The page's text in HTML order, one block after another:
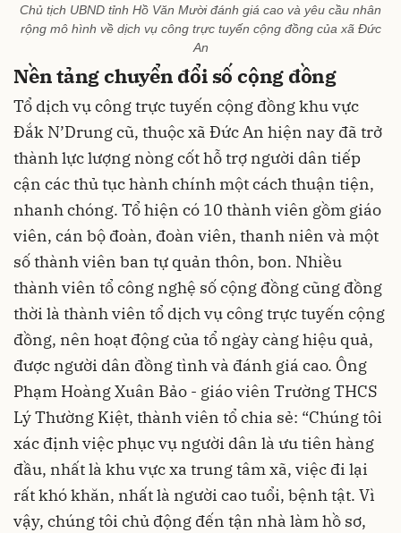
Chủ tịch UBND tỉnh Hồ Văn Mười đánh giá cao và yêu cầu nhân
rộng mô hình về dịch vụ công trực tuyến cộng đồng của xã Đức
An
Nền tảng chuyển đổi số cộng đồng
Tổ dịch vụ công trực tuyến cộng đồng khu vực
Đắk N’Drung cũ, thuộc xã Đức An hiện nay đã trở
thành lực lượng nòng cốt hỗ trợ người dân tiếp
cận các thủ tục hành chính một cách thuận tiện,
nhanh chóng. Tổ hiện có 10 thành viên gồm giáo
viên, cán bộ đoàn, đoàn viên, thanh niên và một
số thành viên ban tự quản thôn, bon. Nhiều
thành viên tổ công nghệ số cộng đồng cũng đồng
thời là thành viên tổ dịch vụ công trực tuyến cộng
đồng, nên hoạt động của tổ ngày càng hiệu quả,
được người dân đồng tình và đánh giá cao. Ông
Phạm Hoàng Xuân Bảo - giáo viên Trường THCS
Lý Thường Kiệt, thành viên tổ chia sẻ: “Chúng tôi
xác định việc phục vụ người dân là ưu tiên hàng
đầu, nhất là khu vực xa trung tâm xã, việc đi lại
rất khó khăn, nhất là người cao tuổi, bệnh tật. Vì
vậy, chúng tôi chủ động đến tận nhà làm hồ sơ,